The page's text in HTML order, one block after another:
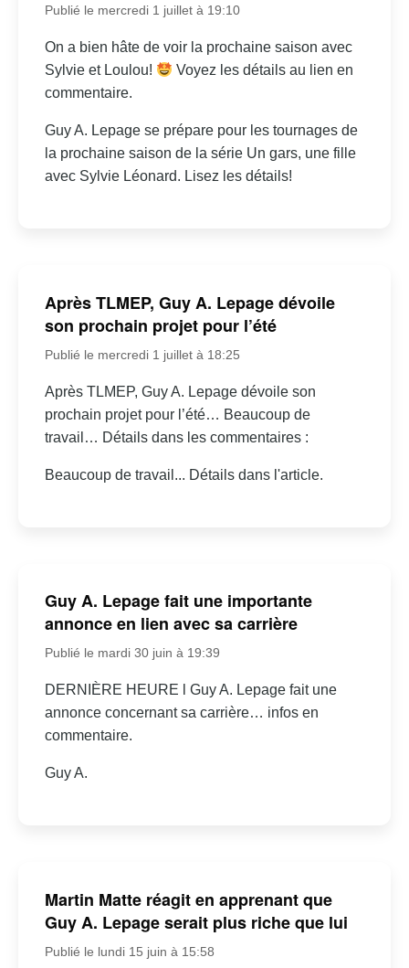
Publié le mercredi 1 juillet à 19:10
On a bien hâte de voir la prochaine saison avec
Sylvie et Loulou!
Voyez les détails au lien en
commentaire.
Guy A. Lepage se prépare pour les tournages de
la prochaine saison de la série Un gars, une fille
avec Sylvie Léonard. Lisez les détails!
Après TLMEP, Guy A. Lepage dévoile
son prochain projet pour l’été
Publié le mercredi 1 juillet à 18:25
Après TLMEP, Guy A. Lepage dévoile son
prochain projet pour l’été… Beaucoup de
travail… Détails dans les commentaires :
Beaucoup de travail... Détails dans l'article.
Guy A. Lepage fait une importante
annonce en lien avec sa carrière
Publié le mardi 30 juin à 19:39
DERNIÈRE HEURE l Guy A. Lepage fait une
annonce concernant sa carrière… infos en
commentaire.
Guy A.
Martin Matte réagit en apprenant que
Guy A. Lepage serait plus riche que lui
Publié le lundi 15 juin à 15:58